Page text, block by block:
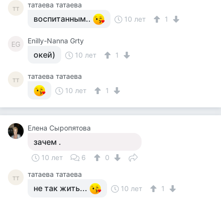
тт татаева татаева
воспитанным.. 10 лет 1
EG Enilly-Nanna Grty
окей) 10 лет 1
тт
татаева татаева
10 лет
1
Елена Сыропятова
зачем .
10 лет 6 0
тт татаева татаева
не так жить... 10 лет 1